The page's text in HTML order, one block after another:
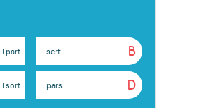
il part B
il sert
il sort D
il pars